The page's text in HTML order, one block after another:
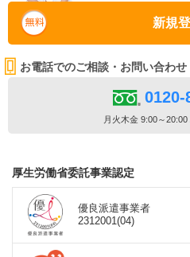
新規
お電話でのご相談・お問い合わせ
0120-
月火木金 9:00～
厚生労働省委託事業認定
優良派遣事業者
2312001(04)